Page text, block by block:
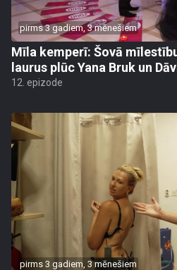
pirms 3 gadiem, 3 mēnešiem
Mīla kemperī: Šovā
laurus plūc Yana Bruk un
12. epizode
pirms 3 gadiem, 3 mēnešiem